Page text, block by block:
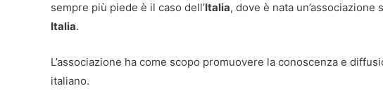
sempre più piede è il caso dell’Italia, dove è nata un’associazione
Italia.
L’associazione ha come scopo promuovere la conoscenza e
italiano.